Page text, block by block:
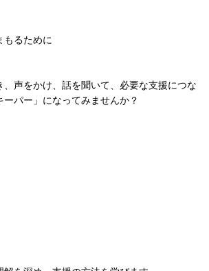
もるために
、声をかけ、話を聞いて、必要な支援につな
パー」になってみませんか？